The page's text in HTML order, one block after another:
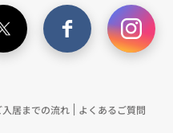
報を突合して「4.利用目的について」
利用するため（12）本ポリシーへの同
提携事業者等が取得した個人関連情報
上記(1)～(12)に付随するアフターサ
入居までの流れ よくあるご質問